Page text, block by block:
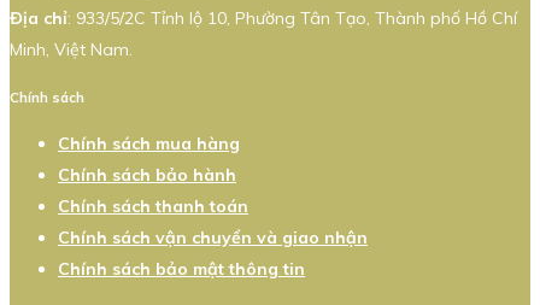
Địa chỉ: 933/5/2C Tỉnh lộ 10, Phường Tân Tạo, Thành phố Hồ Chí
Minh, Việt Nam.
Chính sách
Chính sách mua hàng
Chính sách bảo hành
Chính sách thanh toán
Chính sách vận chuyển và giao nhận
Chính sách bảo mật thông tin